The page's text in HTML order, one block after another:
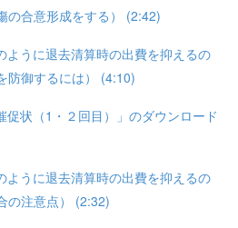
の合意形成をする） (2:42)
ように退去清算時の出費を抑えるの
防御するには） (4:10)
促状（1・２回目）」のダウンロード
ように退去清算時の出費を抑えるの
の注意点） (2:32)